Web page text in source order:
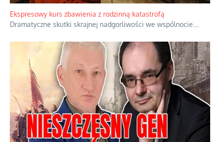
ukrywając przed światem pełną i bardziej surową treść jej
orędzia....